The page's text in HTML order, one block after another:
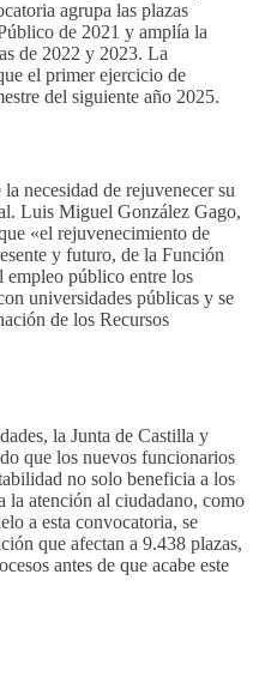
agrupa las plazas
de 2021 y amplía la
de 2022 y 2023. La
el primer ejercicio de
del siguiente año 2025.
necesidad de rejuvenecer su
Luis Miguel González Gago,
«el rejuvenecimiento de
y futuro, de la Función
empleo público entre los
universidades públicas y se
de los Recursos
la Junta de Castilla y
que los nuevos funcionarios
no solo beneficia a los
la atención al ciudadano, como
a esta convocatoria, se
que afectan a 9.438 plazas,
antes de que acabe este